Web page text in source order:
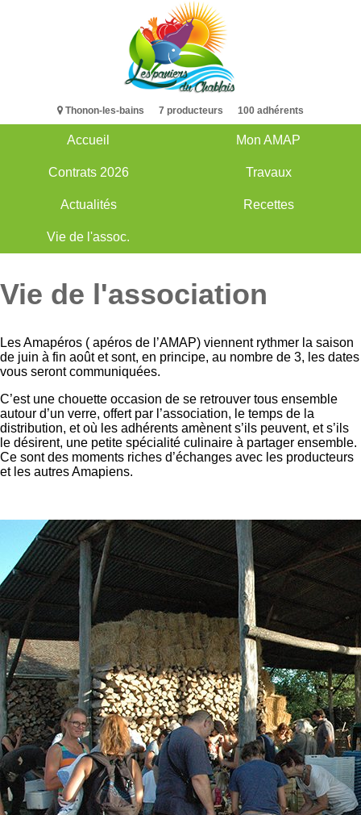
Thonon-les-bains 7 producteurs 100 adhérents
Accueil Mon AMAP
Contrats 2026 Travaux
Actualités Recettes
Vie de l'assoc.
Vie de l'association
Les Amapéros ( apéros de l’AMAP) viennent rythmer la saison
de juin à fin août et sont, en principe, au nombre de 3, les dates
vous seront communiquées.
C’est une chouette occasion de se retrouver tous ensemble
autour d’un verre, offert par l’association, le temps de la
distribution, et où les adhérents amènent s’ils peuvent, et s’ils
le désirent, une petite spécialité culinaire à partager ensemble.
Ce sont des moments riches d’échanges avec les producteurs
et les autres Amapiens.